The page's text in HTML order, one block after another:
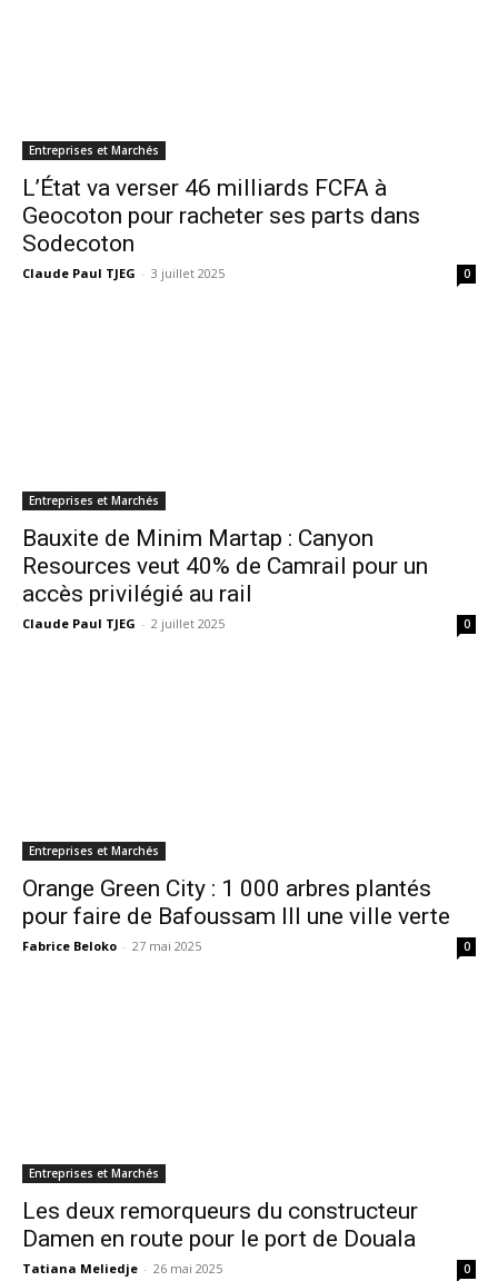
Entreprises et Marchés
L’État va verser 46 milliards FCFA à
Geocoton pour racheter ses parts dans
Sodecoton
Claude Paul TJEG - 3 juillet 2025 0
Entreprises et Marchés
Bauxite de Minim Martap : Canyon
Resources veut 40% de Camrail pour un
accès privilégié au rail
Claude Paul TJEG - 2 juillet 2025 0
Entreprises et Marchés
Orange Green City : 1 000 arbres plantés
pour faire de Bafoussam III une ville verte
Fabrice Beloko - 27 mai 2025 0
Entreprises et Marchés
Les deux remorqueurs du constructeur
Damen en route pour le port de Douala
Tatiana Meliedje - 26 mai 2025 0